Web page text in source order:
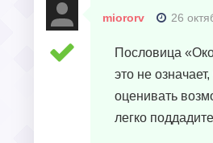
miororv 26
Пословица
это не
оценивать
легко